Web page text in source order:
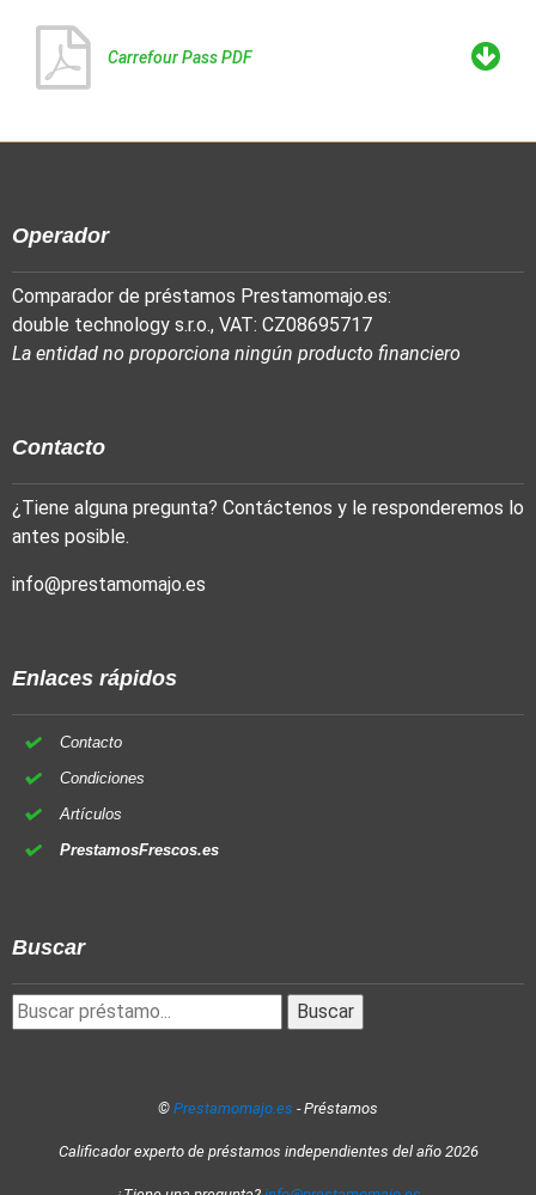
Carrefour Pass PDF
Operador
Comparador de préstamos Prestamomajo.es:
double technology s.r.o., VAT: CZ08695717
La entidad no proporciona ningún producto financiero
Contacto
¿Tiene alguna pregunta? Contáctenos y le responderemos lo
antes posible.
info@prestamomajo.es
Enlaces rápidos
Contacto
Condiciones
Artículos
PrestamosFrescos.es
Buscar
© Prestamomajo.es - Préstamos
Calificador experto de préstamos independientes del año 2026